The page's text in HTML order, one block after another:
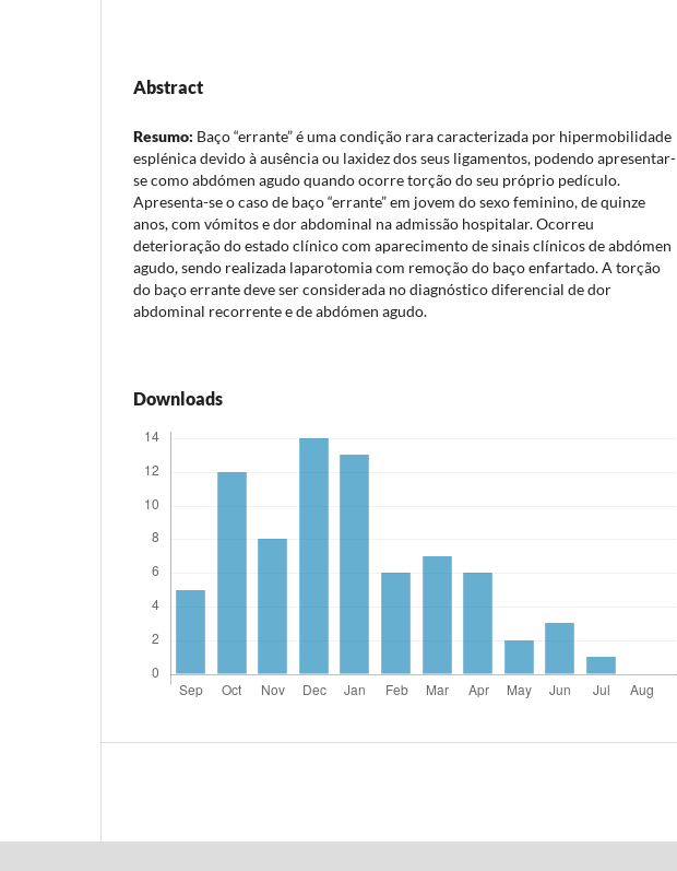
Abstract
Resumo: Baço “errante” é uma condição rara caracterizada por hipermobilidade
esplénica devido à ausência ou laxidez dos seus ligamentos, podendo apresentar-
se como abdómen agudo quando ocorre torção do seu próprio pedículo.
Apresenta-se o caso de baço “errante” em jovem do sexo feminino, de quinze
anos, com vómitos e dor abdominal na admissão hospitalar. Ocorreu
deterioração do estado clínico com aparecimento de sinais clínicos de abdómen
agudo, sendo realizada laparotomia com remoção do baço enfartado. A torção
do baço errante deve ser considerada no diagnóstico diferencial de dor
abdominal recorrente e de abdómen agudo.
Downloads